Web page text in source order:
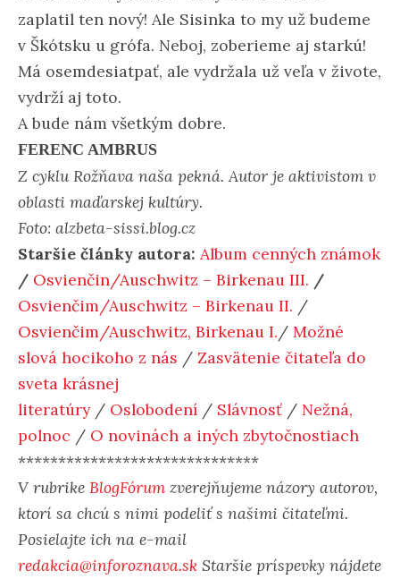
zaplatil ten nový! Ale Sisinka to my už budeme
v Škótsku u grófa. Neboj, zoberieme aj starkú!
Má osemdesiatpať, ale vydržala už veľa v živote,
vydrží aj toto.
A bude nám všetkým dobre.
FERENC AMBRUS
Z cyklu Rožňava naša pekná.Autor je aktivistom v
oblasti maďarskej kultúry.
Foto: alzbeta-sissi.blog.cz
Staršie články autora: Album cenných známok
/ Osvienčin/Auschwitz – Birkenau III. /
Osvienčim/Auschwitz – Birkenau II. /
Osvienčim/Auschwitz, Birkenau I./ Možné
slová hocikoho z nás / Zasvätenie čitateľa do
sveta krásnej
literatúry/ Oslobodení / Slávnosť / Nežná,
polnoc / O novinách a iných zbytočnostiach
******************************
V rubrike BlogFórum zverejňujeme názory autorov,
ktorí sa chcú s nimi podeliť s našimi čitateľmi.
Posielajte ich na e-mail
redakcia@inforoznava.sk Staršie príspevky nájdete